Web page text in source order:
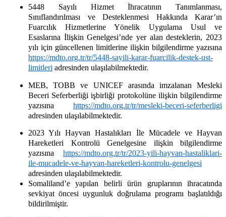
5448 Sayılı Hizmet İhracatının Tanımlanması,
Sınıflandırılması ve Desteklenmesi Hakkında Karar’ın
Fuarcılık Hizmetlerine Yönelik Uygulama Usul ve
Esaslarına İlişkin Genelgesi’nde yer alan desteklerin, 2023
yılı için güncellenen limitlerine ilişkin bilgilendirme yazısına
https://mdto.org.tr/tr/5448-sayili-karar-fuarcilik-destek-ust-
limitleri adresinden ulaşılabilmektedir.
MEB, TOBB ve UNICEF arasında imzalanan Mesleki
Beceri Seferberliği işbirliği protokolüne ilişkin bilgilendirme
yazısına https://mdto.org.tr/tr/mesleki-beceri-seferberligi
adresinden ulaşılabilmektedir.
2023 Yılı Hayvan Hastalıkları İle Mücadele ve Hayvan
Hareketleri Kontrolü Genelgesine ilişkin bilgilendirme
yazısına https://mdto.org.tr/tr/2023-yili-hayvan-hastaliklari-
ile-mucadele-ve-hayvan-hareketleri-kontrolu-genelgesi
adresinden ulaşılabilmektedir.
Somaliland’e yapılan belirli ürün gruplarının ihracatında
sevkiyat öncesi uygunluk doğrulama programı başlatıldığı
bildirilmiştir.